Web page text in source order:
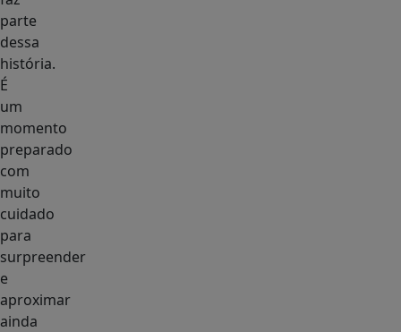
parte
dessa
história.
É
um
momento
preparado
com
muito
cuidado
para
surpreender
e
aproximar
ainda